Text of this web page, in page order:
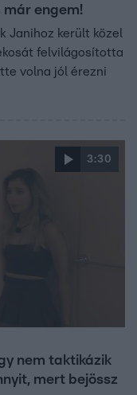
már engem!
Janihoz került közel
felvilágosította
volna jól érezni
3:30
nem taktikázik
mert bejössz